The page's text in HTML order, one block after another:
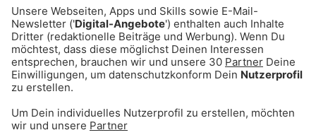
wollen möglichst viele was von der Aktion
haben.
Und wenn ich grade mal kein Radio hören kann?
Kein Problem, informiere einfach Freunde,
Familie und Kollegen über deinen Wunsch. Sie
können für dich hören und schnell Bescheid